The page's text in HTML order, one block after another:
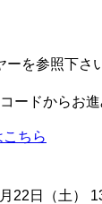
を参照下さ
ードからお進
ちら
22日（土）